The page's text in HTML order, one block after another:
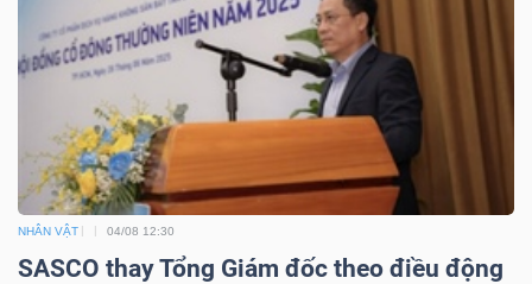
NHÂN VẬT 04/08 12:30
SASCO thay Tổng Giám đốc theo điều động
phân
tích
Thuật
ngữ
(-)